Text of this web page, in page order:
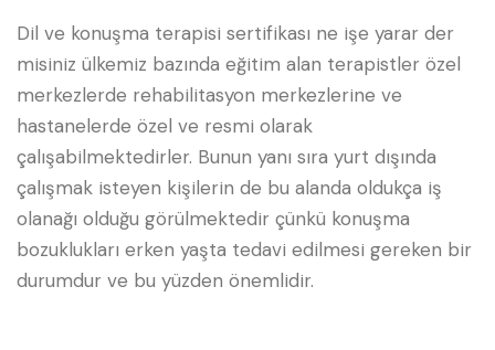
Dil ve konuşma terapisi sertifikası ne işe yarar der
misiniz ülkemiz bazında eğitim alan terapistler özel
merkezlerde rehabilitasyon merkezlerine ve
hastanelerde özel ve resmi olarak
çalışabilmektedirler. Bunun yanı sıra yurt dışında
çalışmak isteyen kişilerin de bu alanda oldukça iş
olanağı olduğu görülmektedir çünkü konuşma
bozuklukları erken yaşta tedavi edilmesi gereken bir
durumdur ve bu yüzden önemlidir.